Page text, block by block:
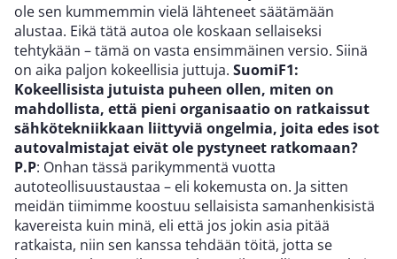
ole sen kummemmin vielä lähteneet säätämään
alustaa. Eikä tätä autoa ole koskaan sellaiseksi
tehtykään – tämä on vasta ensimmäinen versio. Siinä
on aika paljon kokeellisia juttuja. SuomiF1:
Kokeellisista jutuista puheen ollen, miten on
mahdollista, että pieni organisaatio on ratkaissut
sähkötekniikkaan liittyviä ongelmia, joita edes isot
autovalmistajat eivät ole pystyneet ratkomaan?
P.P: Onhan tässä parikymmentä vuotta
autoteollisuustaustaa – eli kokemusta on. Ja sitten
meidän tiimimme koostuu sellaisista samanhenkisistä
kavereista kuin minä, eli että jos jokin asia pitää
ratkaista, niin sen kanssa tehdään töitä, jotta se